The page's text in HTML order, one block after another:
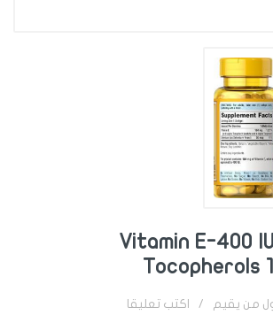
Vitamin E-400
Tocopherols
من يقيم / اكتب تعليقا